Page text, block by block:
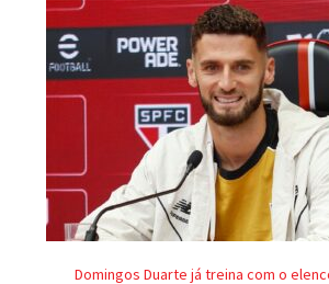
Domingos Duarte já treina com o